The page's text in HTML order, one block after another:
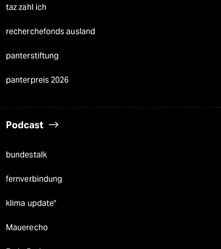
taz zahl ich
recherchefonds ausland
panterstiftung
panterpreis 2026
Podcast
bundestalk
fernverbindung
klima update°
Mauerecho